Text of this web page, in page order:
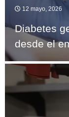
12 mayo, 2026
Diabetes
desde el